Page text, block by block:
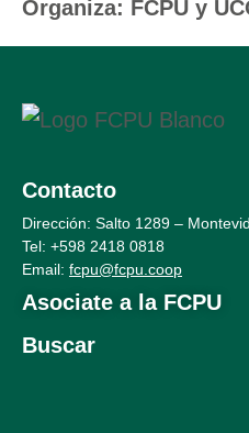
Organiza: FCPU y
Contacto
Dirección: Salto 1289 –
Tel: +598 2418 0818
Email: fcpu@fcpu.coop
Asociate a la FCPU
Buscar